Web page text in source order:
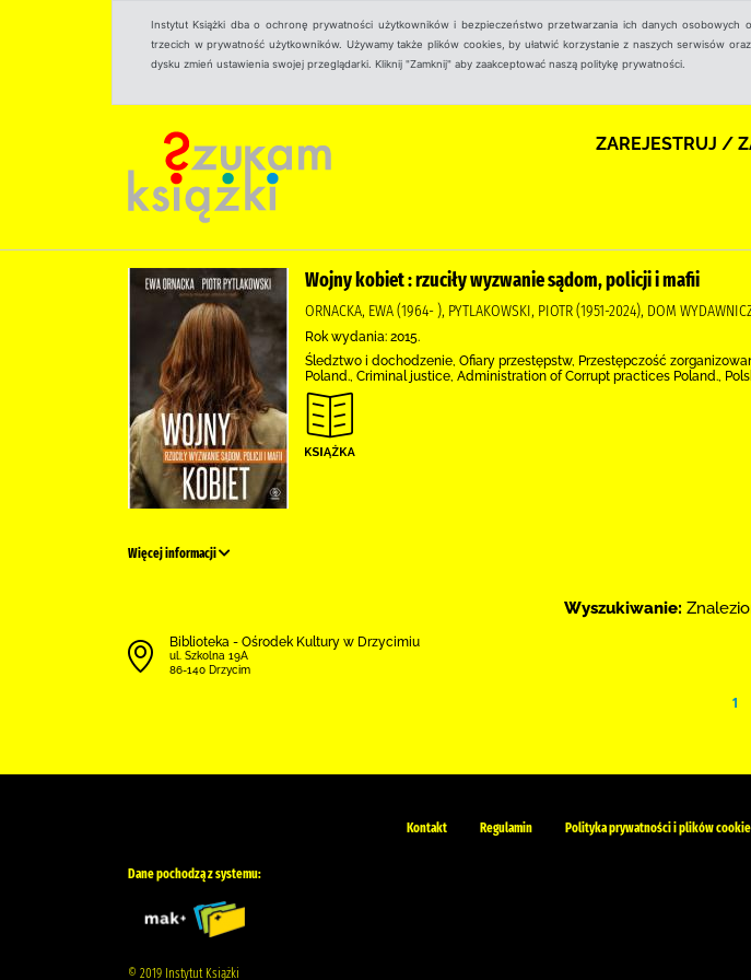
Instytut Książki dba o ochronę prywatności użytkowników i bezpieczeństwo przetwarzania ich danych
trzecich w prywatność użytkowników. Używamy także plików cookies, by ułatwić korzystanie z naszych serwisów
dysku zmień ustawienia swojej przeglądarki. Kliknij "Zamknij" aby zaakceptować naszą politykę prywatności.
ZAREJESTRUJ /
Wojny kobiet : rzuciły wyzwanie sądom, policji i mafii
ORNACKA, EWA (1964- ), PYTLAKOWSKI, PIOTR (1951-2024), DOM
Rok wydania: 2015.
Śledztwo i dochodzenie, Ofiary przestępstw, Przestępczość
Poland., Criminal justice, Administration of Corrupt practices Poland.,
Więcej informacji
Wyszukiwanie:
Biblioteka - Ośrodek Kultury w Drzycimiu
ul. Szkolna 19A
86-140 Drzycim
1
Kontakt Regulamin Polityka prywatności i plików cookie
Dane pochodzą z systemu:
© 2019 Instytut Książki